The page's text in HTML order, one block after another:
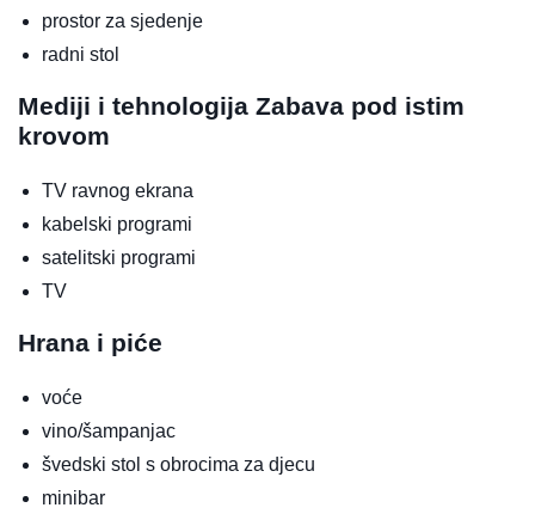
prostor za sjedenje
radni stol
Mediji i tehnologija Zabava pod istim
krovom
TV ravnog ekrana
kabelski programi
satelitski programi
TV
Hrana i piće
voće
vino/šampanjac
švedski stol s obrocima za djecu
minibar